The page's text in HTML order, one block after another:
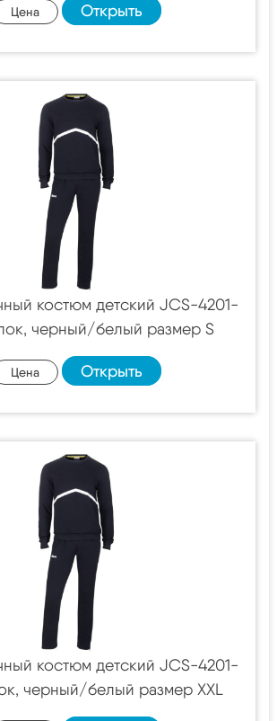
Цена Открыть
костюм детский JCS-4201-
черный/белый размер S
Цена Открыть
костюм детский JCS-4201-
черный/белый размер XXL